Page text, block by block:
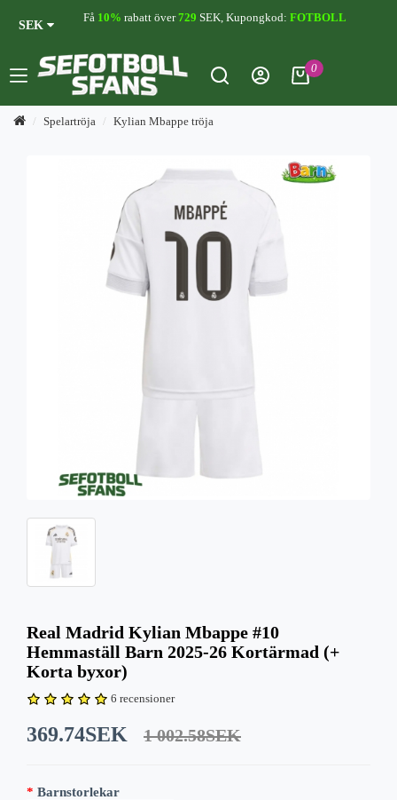
SEK
Få 10% rabatt över729 SEK, Kupongkod: FOTBOLL
0
Spelartröja Kylian Mbappe tröja
Real Madrid Kylian Mbappe #10
Hemmaställ Barn 2025-26 Kortärmad (+
Korta byxor)
6 recensioner
369.74SEK 1 002.58SEK
Barnstorlekar